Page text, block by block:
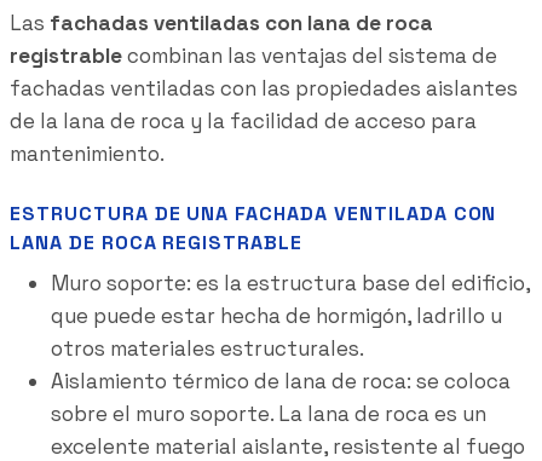
Las fachadas ventiladas con lana de roca
registrablecombinan las ventajas del sistema de
fachadas ventiladas con las propiedades aislantes
de la lana de roca y la facilidad de acceso para
mantenimiento.
ESTRUCTURA DE UNA FACHADA VENTILADA CON
LANA DE ROCA REGISTRABLE
Muro soporte: es la estructura base del edificio,
que puede estar hecha de hormigón, ladrillo u
otros materiales estructurales.
Aislamiento térmico de lana de roca: se coloca
sobre el muro soporte. La lana de roca es un
excelente material aislante, resistente al fuego